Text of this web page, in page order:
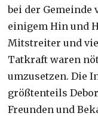
bei der Gemeinde
einigem Hin und
Mitstreiter und
Tatkraft waren
umzusetzen. Die
größtenteils
Freunden und